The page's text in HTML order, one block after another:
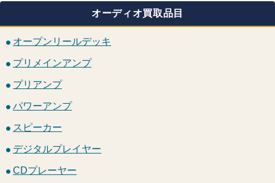
オーディオ買取品目
オープンリールデッキ
プリメインアンプ
プリアンプ
パワーアンプ
スピーカー
デジタルプレイヤー
CDプレーヤー